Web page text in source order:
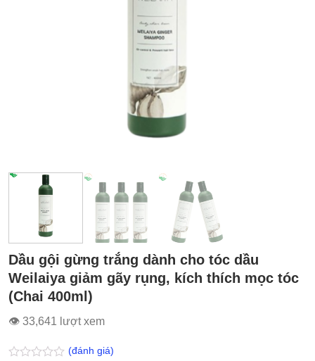
Dầu gội gừng trắng dành cho tóc dầu
Weilaiya giảm gãy rụng, kích thích mọc tóc
(Chai 400ml)
👁 33,641 lượt xem
(đánh giá)